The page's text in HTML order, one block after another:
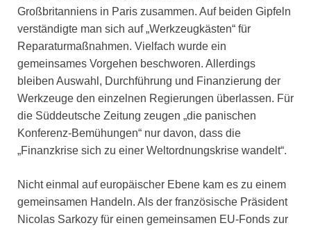
Großbritanniens in Paris zusammen. Auf beiden Gipfeln
verständigte man sich auf „Werkzeugkästen“ für
Reparaturmaßnahmen. Vielfach wurde ein
gemeinsames Vorgehen beschworen. Allerdings
bleiben Auswahl, Durchführung und Finanzierung der
Werkzeuge den einzelnen Regierungen überlassen. Für
die Süddeutsche Zeitung zeugen „die panischen
Konferenz-Bemühungen“ nur davon, dass die
„Finanzkrise sich zu einer Weltordnungskrise wandelt“.
Nicht einmal auf europäischer Ebene kam es zu einem
gemeinsamen Handeln. Als der französische Präsident
Nicolas Sarkozy für einen gemeinsamen EU-Fonds zur